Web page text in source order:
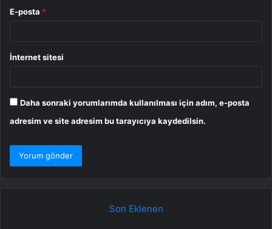
E-posta *
İnternet sitesi
Daha sonraki yorumlarımda kullanılması için adım, e-posta
adresim ve site adresim bu tarayıcıya kaydedilsin.
Son Eklenen